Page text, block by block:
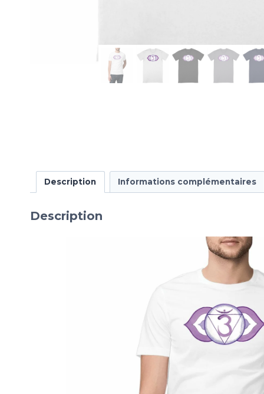
Description Informations complémentaires
Description